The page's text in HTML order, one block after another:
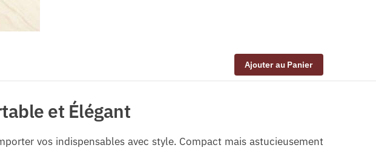
Ajouter au Panier
et Élégant
vos indispensables avec style. Compact mais astucieusement